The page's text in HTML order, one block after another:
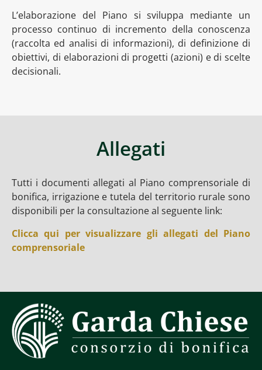
L’elaborazione del Piano si sviluppa mediante un
processo continuo di incremento della conoscenza
(raccolta ed analisi di informazioni), di definizione di
obiettivi, di elaborazioni di progetti (azioni) e di scelte
decisionali.
Allegati
Tutti i documenti allegati al Piano comprensoriale di
bonifica, irrigazione e tutela del territorio rurale sono
disponibili per la consultazione al seguente link:
Clicca qui per visualizzare gli allegati del Piano
comprensoriale